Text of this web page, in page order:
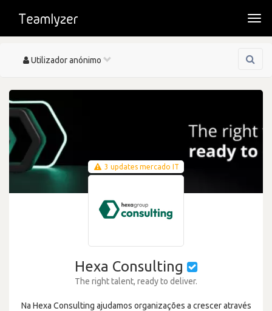
Toggle
Utilizador anónimo
3 updates mercado IT
Hexa Consulting
The right talent, ready to deliver.
Na Hexa Consulting ajudamos organizações a crescer através